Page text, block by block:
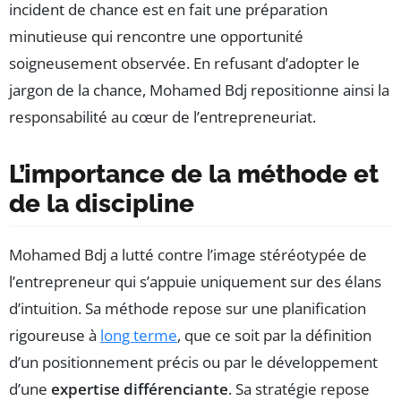
incident de chance est en fait une préparation
minutieuse qui rencontre une opportunité
soigneusement observée. En refusant d’adopter le
jargon de la chance, Mohamed Bdj repositionne ainsi la
responsabilité au cœur de l’entrepreneuriat.
L’importance de la méthode et
de la discipline
Mohamed Bdj a lutté contre l’image stéréotypée de
l’entrepreneur qui s’appuie uniquement sur des élans
d’intuition. Sa méthode repose sur une planification
rigoureuse à long terme, que ce soit par la définition
d’un positionnement précis ou par le développement
d’une expertise différenciante. Sa stratégie repose